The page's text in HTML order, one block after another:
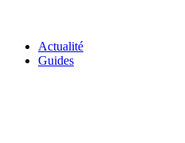
Actualité
Guides